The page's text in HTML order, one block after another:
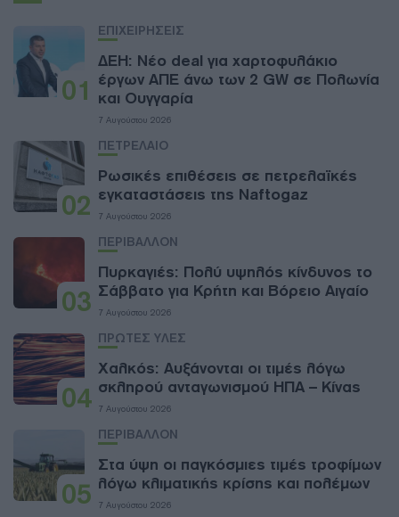
01
ΕΠΙΧΕΙΡΗΣΕΙΣ
ΔΕΗ: Νέο deal για χαρτοφυλάκιο
έργων ΑΠΕ άνω των 2 GW σε Πολωνία
και Ουγγαρία
7 Αυγούστου 2026
02
ΠΕΤΡΕΛΑΙΟ
Ρωσικές επιθέσεις σε πετρελαϊκές
εγκαταστάσεις της Naftogaz
7 Αυγούστου 2026
03
ΠΕΡΙΒΑΛΛΟΝ
Πυρκαγιές: Πολύ υψηλός κίνδυνος το
Σάββατο για Κρήτη και Βόρειο Αιγαίο
7 Αυγούστου 2026
04
ΠΡΩΤΕΣ ΥΛΕΣ
Χαλκός: Αυξάνονται οι τιμές λόγω
σκληρού ανταγωνισμού ΗΠΑ – Κίνας
7 Αυγούστου 2026
05
ΠΕΡΙΒΑΛΛΟΝ
Στα ύψη οι παγκόσμιες τιμές τροφίμων
λόγω κλιματικής κρίσης και πολέμων
7 Αυγούστου 2026